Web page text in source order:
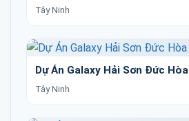
Tây Ninh
Dự Án Galaxy Hải Sơn Đức Hòa
Tây Ninh